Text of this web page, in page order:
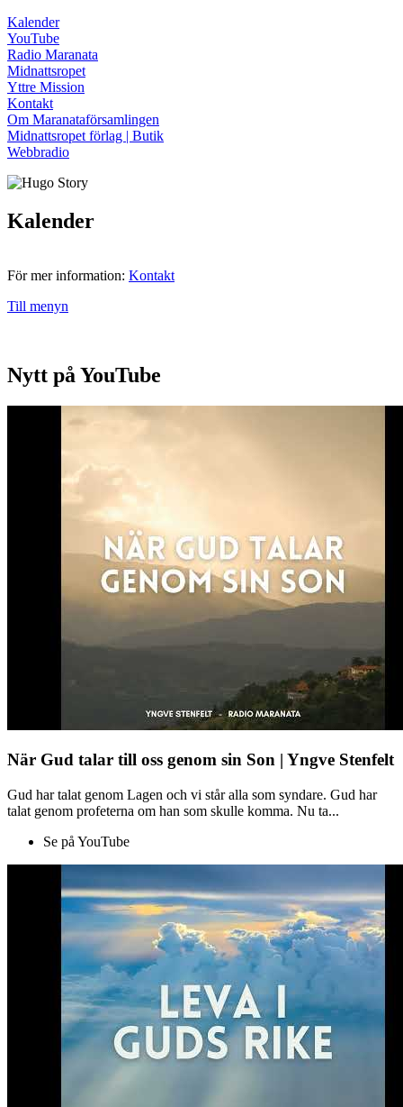
Kalender
YouTube
Radio Maranata
Midnattsropet
Yttre Mission
Kontakt
Om Maranataförsamlingen
Midnattsropet förlag | Butik
Webbradio
Kalender
För mer information: Kontakt
Till menyn
Nytt på YouTube
När Gud talar till oss genom sin Son | Yngve Stenfelt
Gud har talat genom Lagen och vi står alla som syndare. Gud har
talat genom profeterna om han som skulle komma. Nu ta...
Se på YouTube